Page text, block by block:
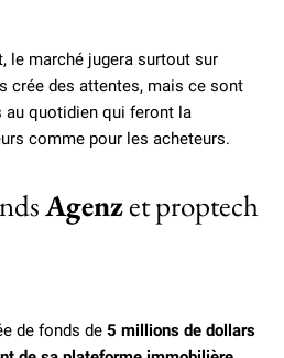
le marché jugera surtout sur
crée des attentes, mais ce sont
quotidien qui feront la
comme pour les acheteurs.
Agenzet proptech
de fonds de 5 millions de dollars